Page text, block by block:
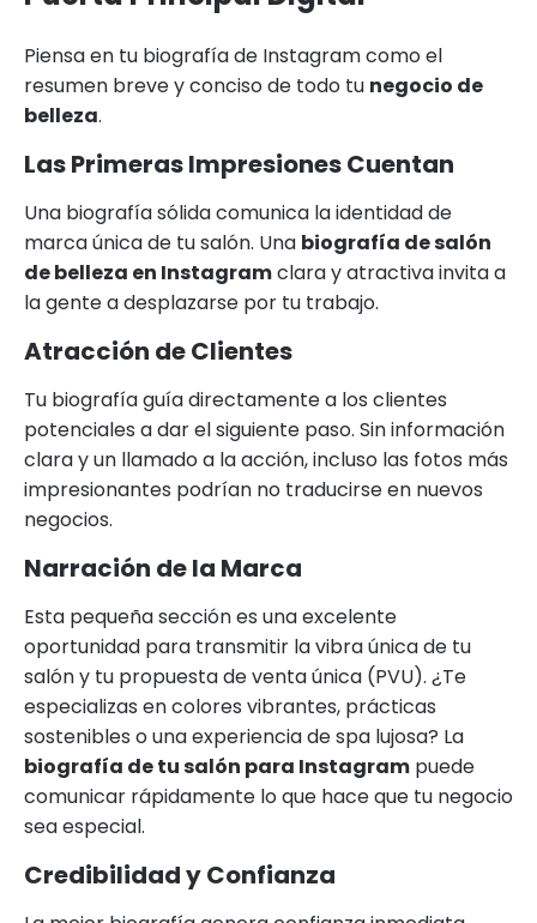
Piensa en tu biografía de Instagram como el
resumen breve y conciso de todo tu negocio de
belleza.
Las Primeras Impresiones Cuentan
Una biografía sólida comunica la identidad de
marca única de tu salón. Una biografía de salón
de belleza en Instagramclara y atractiva invita a
la gente a desplazarse por tu trabajo.
Atracción de Clientes
Tu biografía guía directamente a los clientes
potenciales a dar el siguiente paso. Sin información
clara y un llamado a la acción, incluso las fotos más
impresionantes podrían no traducirse en nuevos
negocios.
Narración de la Marca
Esta pequeña sección es una excelente
oportunidad para transmitir la vibra única de tu
salón y tu propuesta de venta única (PVU). ¿Te
especializas en colores vibrantes, prácticas
sostenibles o una experiencia de spa lujosa? La
biografía de tu salón para Instagram puede
comunicar rápidamente lo que hace que tu negocio
sea especial.
Credibilidad y Confianza